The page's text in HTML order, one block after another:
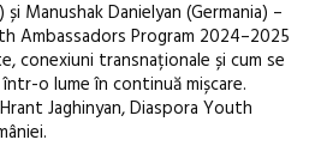
Manushak Danielyan (Germania) –
Ambassadors Program 2024–2025
conexiuni transnaționale și cum se
o lume în continuă mișcare.
Jaghinyan, Diaspora Youth